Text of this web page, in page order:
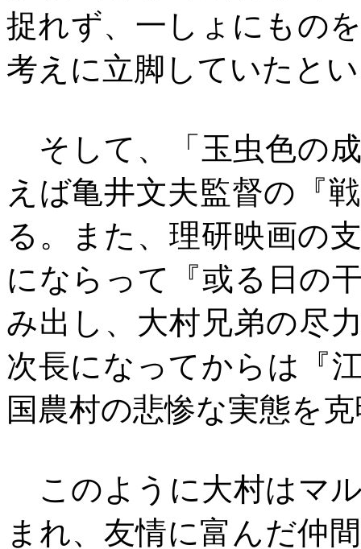
捉れず、一しょにもの
考えに立脚していたと
そして、「玉虫色の
えば亀井文夫監督の『
る。また、理研映画の
にならって『或る日の
み出し、大村兄弟の尽
次長になってからは『
国農村の悲惨な実態を
このように大村はマ
まれ、友情に富んだ仲